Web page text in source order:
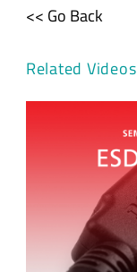
<< Go Back
Related Videos